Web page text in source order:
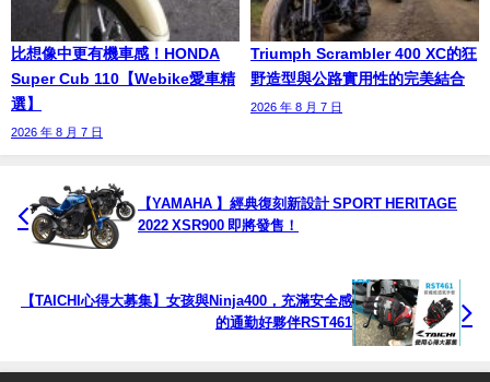
比想像中更有機車感！HONDA
Super Cub 110【Webike愛車精
選】
2026 年 8 月 7 日
Triumph Scrambler 400 XC的狂
野造型與公路實用性的完美結合
2026 年 8 月 7 日
【YAMAHA 】經典復刻新設計 SPORT HERITAGE
2022 XSR900 即將發售！
【TAICHI心得大募集】女孩與Ninja400，充滿安全感
的通勤好夥伴RST461